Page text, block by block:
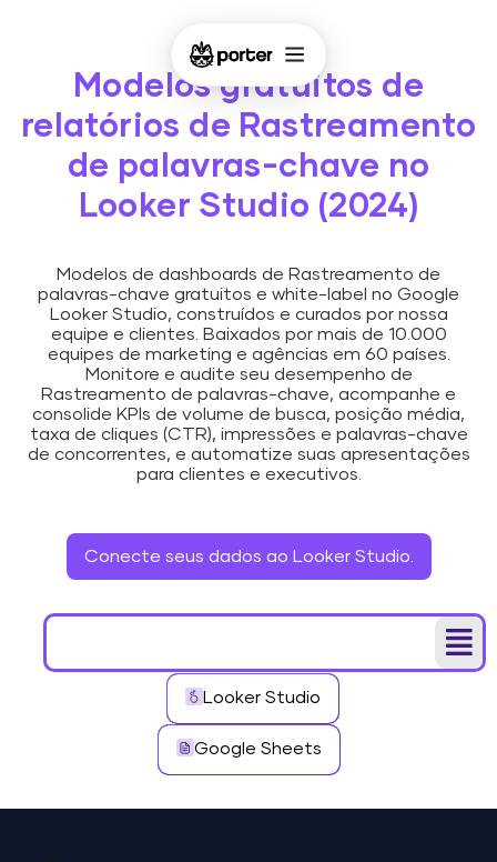
Modelos gratuitos de
relatórios de Rastreamento
de palavras-chave no
Looker Studio (2024)
Modelos de dashboards de Rastreamento de
palavras-chave gratuitos e white-label no Google
Looker Studio, construídos e curados por nossa
equipe e clientes. Baixados por mais de 10.000
equipes de marketing e agências em 60 países.
Monitore e audite seu desempenho de
Rastreamento de palavras-chave, acompanhe e
consolide KPIs de volume de busca, posição média,
taxa de cliques (CTR), impressões e palavras-chave
de concorrentes, e automatize suas apresentações
para clientes e executivos.
Conecte seus dados ao Looker Studio.
Looker Studio
Google Sheets